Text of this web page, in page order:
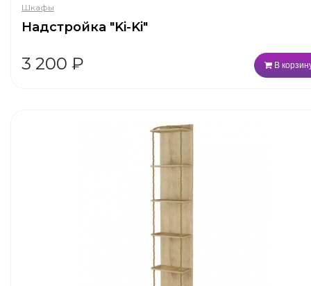
Шкафы
Надстройка "Ki-Ki"
3 200 ₽ В